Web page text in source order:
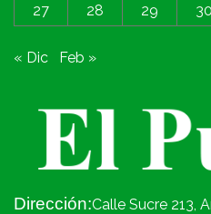
27
28 29 30
« Dic Feb »
Dirección:Calle Sucre 213,